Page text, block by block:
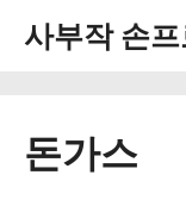
사부작 손
돈가스